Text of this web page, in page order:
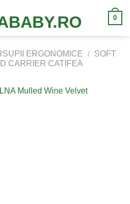
0
ERGONOMICE /
SOFT
CARRIER CATIFEA